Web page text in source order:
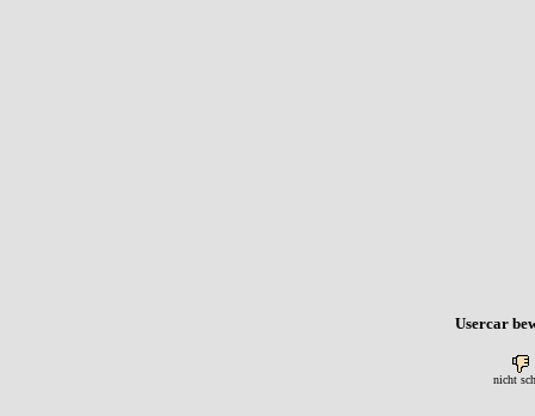
Usercar
nicht